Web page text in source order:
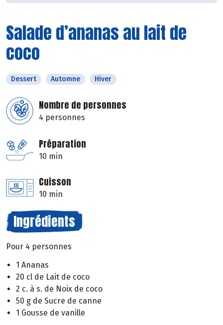
Salade d’ananas au lait de
coco
Dessert Automne Hiver
Nombre de personnes
4 personnes
Préparation
10 min
Cuisson
10 min
Ingrédients
Pour 4 personnes
1 Ananas
20 cl de Lait de coco
2 c. à s. de Noix de coco
50 g de Sucre de canne
1 Gousse de vanille